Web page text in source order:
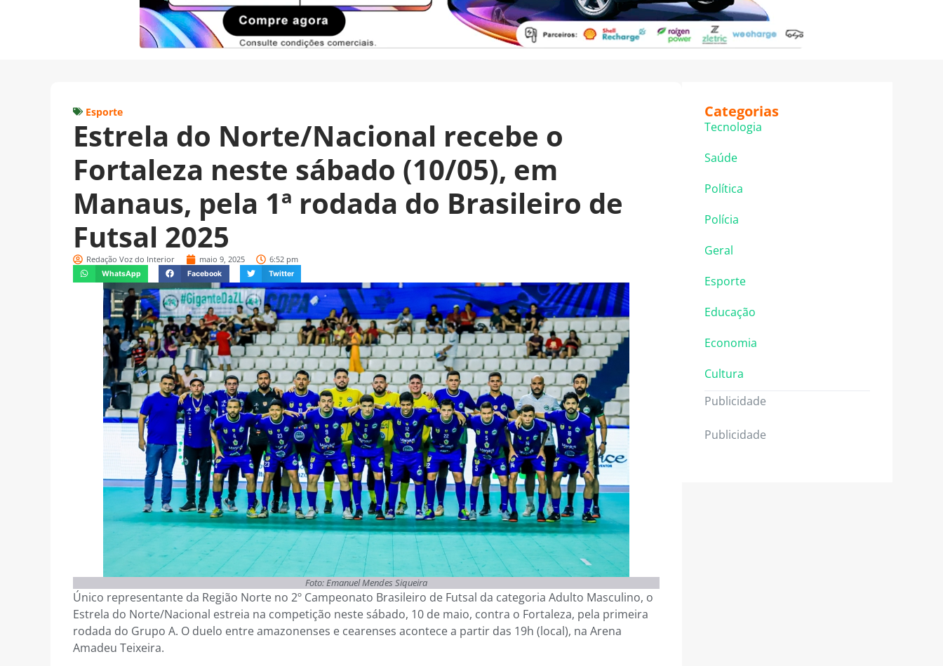
Esporte
Estrela do Norte/Nacional recebe o
Fortaleza neste sábado (10/05), em
Manaus, pela 1ª rodada do Brasileiro de
Futsal 2025
Redação Voz do Interior maio 9, 2025 6:52 pm
WhatsApp Facebook Twitter
Foto: Emanuel Mendes Siqueira
Único representante da Região Norte no 2º Campeonato Brasileiro de Futsal da categoria Adulto Masculino, o
Estrela do Norte/Nacional estreia na competição neste sábado, 10 de maio, contra o Fortaleza, pela primeira
rodada do Grupo A. O duelo entre amazonenses e cearenses acontece a partir das 19h (local), na Arena
Amadeu Teixeira.
Categorias
Tecnologia
Saúde
Política
Polícia
Geral
Esporte
Educação
Economia
Cultura
Publicidade
Publicidade